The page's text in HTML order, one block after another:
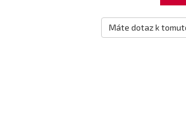
Máte dotaz k